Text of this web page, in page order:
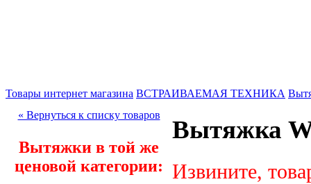
Товары интернет магазина ВСТРАИВАЕМАЯ ТЕХНИКА
« Вернуться к списку товаров
Вытяжки в той же
ценовой категории:
Вытяжка
Извините,